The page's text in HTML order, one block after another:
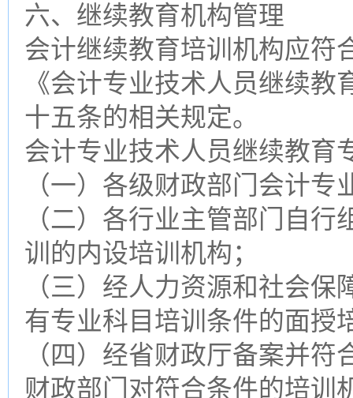
六、继续教育机构管理
会计继续教育培训机构应符
《会计专业技术人员继续
十五条的相关规定。
会计专业技术人员继续教育
（一）各级财政部门会计
（二）各行业主管部门自
训的内设培训机构；
（三）经人力资源和社会
有专业科目培训条件的面授
（四）经省财政厅备案并
财政部门对符合条件的培训